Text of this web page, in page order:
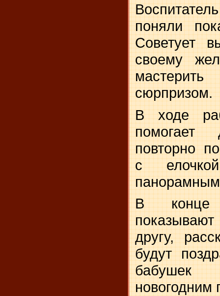
поняли
Советует
своему
сюрпризом.
В ходе
помогает
повторно
с
В конце
другу,
будут
новогодним